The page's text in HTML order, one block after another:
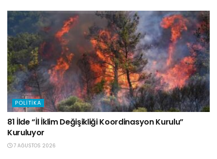
POLITIKA
81 İlde “İl İklim Değişikliği Koordinasyon Kurulu”
Kuruluyor
7 AĞUSTOS 2026